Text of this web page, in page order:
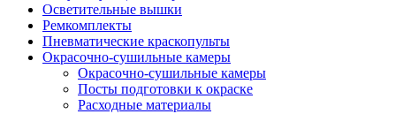
Осветительные вышки
Ремкомплекты
Пневматические краскопульты
Окрасочно-сушильные камеры
Окрасочно-сушильные камеры
Посты подготовки к окраске
Расходные материалы